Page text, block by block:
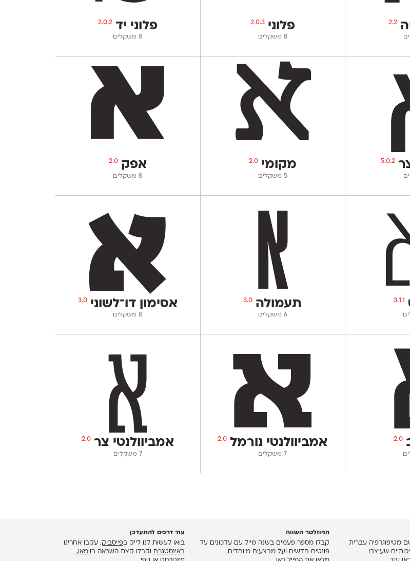
2.2 פלוני2.0.3
‫8 משקלים
פלוני יד2.0.2
‫8 משקלים
5.0.2 מקומי2.0
‫5 משקלים
אפק2.0
‫8 משקלים
3.1.1 תעמולה 3.0
‫6 משקלים
אסימון דו־לשוני3.0
‫8 משקלים
2.0 אמביוולנטי נורמל 2.0
‫7 משקלים
אמביוולנטי צר2.0
‫7 משקלים
מטיפוגרפיה עברית
שעיצבו
הניוזלטר השווה
קבלו מספר פעמים בשנה מייל עם עדכונים על
פונטים חדשים ועל מבצעים מיוחדים.
עוד דרכים להתעדכן
בואו לעשות לנו לייק בפייסבוק, עקבו אחרינו
באינסטגרם וקבלו קצת השראה ב וימאו ,